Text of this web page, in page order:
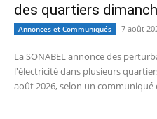
des quartiers
Annonces et Communiqués 7 août
La SONABEL annonce des
l'électricité dans plusieurs
août 2026, selon un communiqué